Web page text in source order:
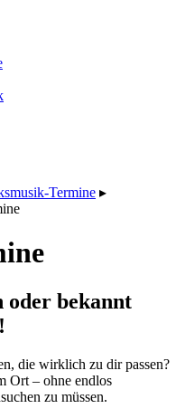
Termine ▸
oder bekannt
die wirklich zu dir passen?
Ort – ohne endlos
zu müssen.